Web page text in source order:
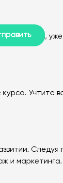
студентов,
Учтите
маркетинга.